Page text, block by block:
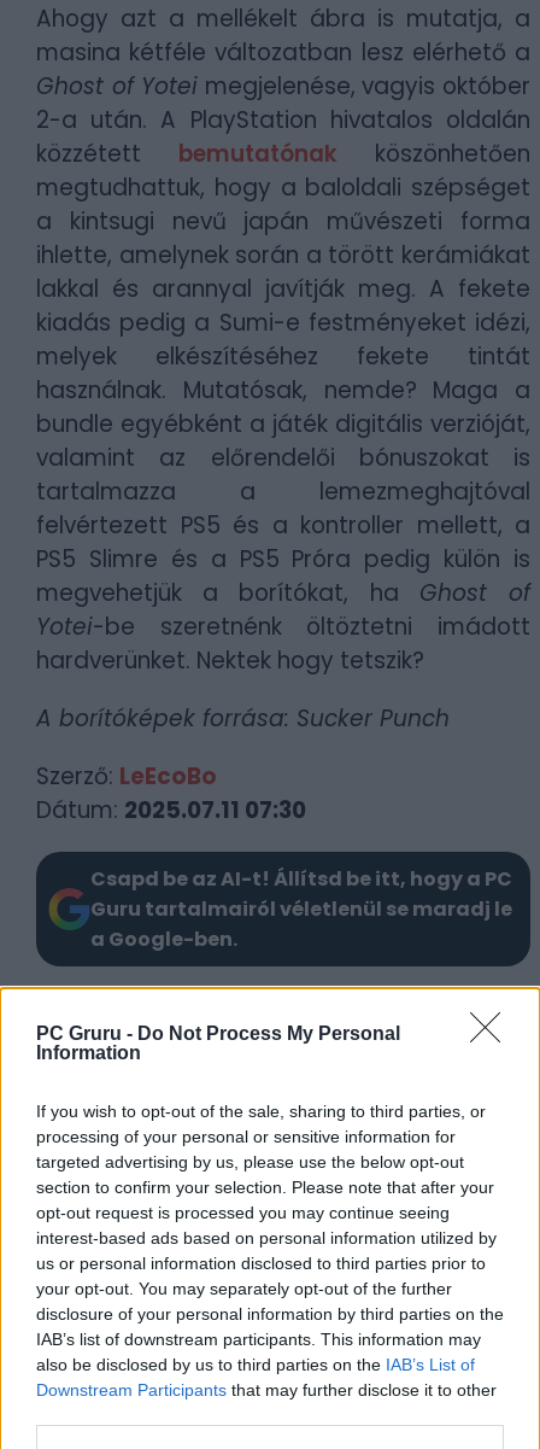
PC Gruru - Do Not Process My Personal
Information
If you wish to opt-out of the sale, sharing to third parties, or
processing of your personal or sensitive information for
targeted advertising by us, please use the below opt-out
section to confirm your selection. Please note that after your
opt-out request is processed you may continue seeing
interest-based ads based on personal information utilized by
us or personal information disclosed to third parties prior to
your opt-out. You may separately opt-out of the further
disclosure of your personal information by third parties on the
IAB’s list of downstream participants. This information may
also be disclosed by us to third parties on the IAB’s List of
Downstream Participants that may further disclose it to other
Ahogy azt a mellékelt ábra is mutatja, a
masina kétféle változatban lesz elérhető a
Ghost of Yotei megjelenése, vagyis október
2-a után. A PlayStation hivatalos oldalán
közzétett bemutatónak köszönhetően
megtudhattuk, hogy a baloldali szépséget
a kintsugi nevű japán művészeti forma
ihlette, amelynek során a törött kerámiákat
lakkal és arannyal javítják meg. A fekete
kiadás pedig a Sumi-e festményeket idézi,
melyek elkészítéséhez fekete tintát
használnak. Mutatósak, nemde? Maga a
bundle egyébként a játék digitális verzióját,
valamint az előrendelői bónuszokat is
tartalmazza a lemezmeghajtóval
felvértezett PS5 és a kontroller mellett, a
PS5 Slimre és a PS5 Próra pedig külön is
megvehetjük a borítókat, ha Ghost of
Yotei-be szeretnénk öltöztetni imádott
hardverünket. Nektek hogy tetszik?
A borítóképek forrása: Sucker Punch
Szerző: LeEcoBo
Dátum: 2025.07.11 07:30
Csapd be az AI-t! Állítsd be itt, hogy a PC
Guru tartalmairól véletlenül se maradj le
a Google-ben.
Előzetesen a Ghost of Yotei gyűjtői kiadása
gameplay érkezik a héten
Valaki megkukkolta a Ghost of Yotei
fejlesztőit, amiért aztán jól kiröhögték
A Ghost of Yotei során egészen biztosan
nem fulladunk bele a kérdőjelekbe
LEGFRISSEBB VIDEÓNK